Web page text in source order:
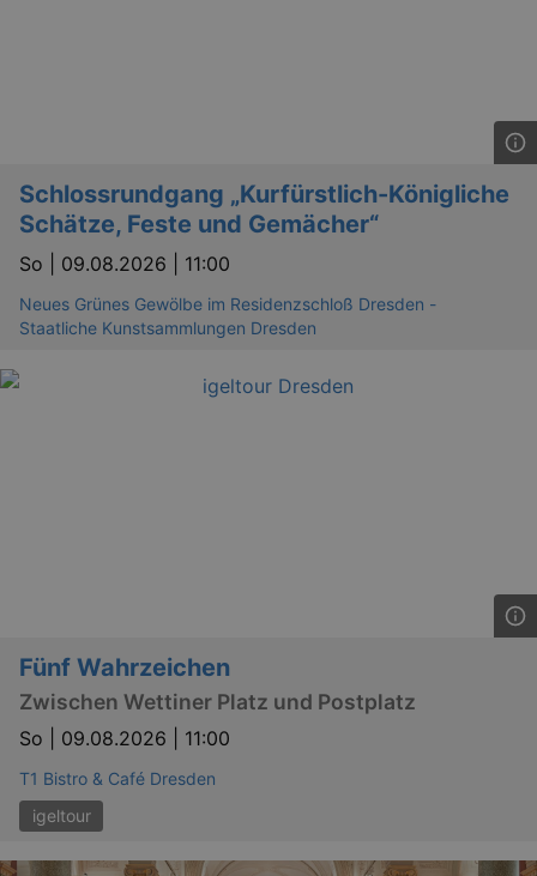
Schlossrundgang „Kurfürstlich-Königliche
Schätze, Feste und Gemächer“
So | 09.08.2026 | 11:00
Neues Grünes Gewölbe im Residenzschloß Dresden -
Staatliche Kunstsammlungen Dresden
Fünf Wahrzeichen
Zwischen Wettiner Platz und Postplatz
So | 09.08.2026 | 11:00
T1 Bistro & Café Dresden
igeltour